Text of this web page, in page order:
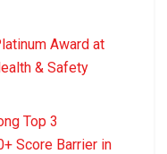
Award at
& Safety
Top 3
Score Barrier in